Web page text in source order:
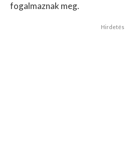
fogalmaznak meg.
Hirdetés